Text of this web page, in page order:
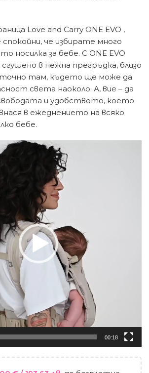
Love and Carry ONE EVO ,
че избирате много
носилка за бебе. С ONE EVO
в нежна прегръдка, близо
там, където ще може да
света наоколо. А, вие – да
и удобството, което
в ежеднението на всяко
бебе.
00:18